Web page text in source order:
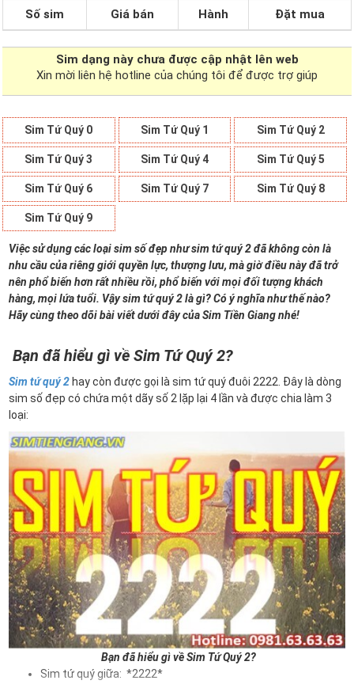
Số sim Giá bán Hành Đặt mua
Sim dạng này chưa được cập nhật lên web
Xin mời liên hệ hotline của chúng tôi để được trợ giúp
Sim Tứ Quý 0 Sim Tứ Quý 1 Sim Tứ Quý 2
Sim Tứ Quý 3 Sim Tứ Quý 4 Sim Tứ Quý 5
Sim Tứ Quý 6 Sim Tứ Quý 7 Sim Tứ Quý 8
Sim Tứ Quý 9
Việc sử dụng các loại sim số đẹp như sim tứ quý 2 đã không còn là
nhu cầu của riêng giới quyền lực, thượng lưu, mà giờ điều này đã trở
nên phổ biến hơn rất nhiều rồi, phổ biến với mọi đối tượng khách
hàng, mọi lứa tuổi. Vậy sim tứ quý 2 là gì? Có ý nghĩa như thế nào?
Hãy cùng theo dõi bài viết dưới đây của Sim Tiền Giang nhé!
Bạn đã hiểu gì về Sim Tứ Quý 2?
Sim tứ quý 2 hay còn được gọi là sim tứ quý đuôi 2222. Đây là dòng
sim số đẹp có chứa một dãy số 2 lặp lại 4 lần và được chia làm 3
loại:
Bạn đã hiểu gì về Sim Tứ Quý 2?
Sim tứ quý giữa: *2222*